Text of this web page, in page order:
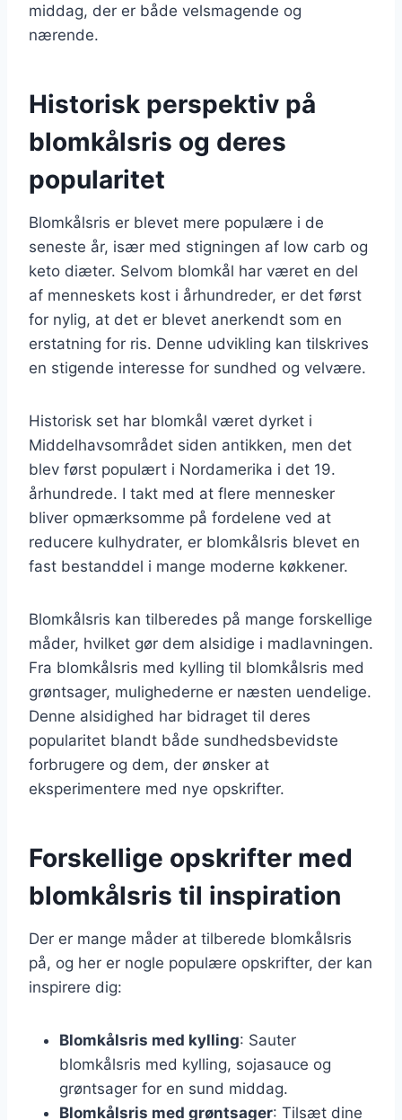
middag, der er både velsmagende og
nærende.
Historisk perspektiv på
blomkålsris og deres
popularitet
Blomkålsris er blevet mere populære i de
seneste år, især med stigningen af low carb og
keto diæter. Selvom blomkål har været en del
af menneskets kost i århundreder, er det først
for nylig, at det er blevet anerkendt som en
erstatning for ris. Denne udvikling kan tilskrives
en stigende interesse for sundhed og velvære.
Historisk set har blomkål været dyrket i
Middelhavsområdet siden antikken, men det
blev først populært i Nordamerika i det 19.
århundrede. I takt med at flere mennesker
bliver opmærksomme på fordelene ved at
reducere kulhydrater, er blomkålsris blevet en
fast bestanddel i mange moderne køkkener.
Blomkålsris kan tilberedes på mange forskellige
måder, hvilket gør dem alsidige i madlavningen.
Fra blomkålsris med kylling til blomkålsris med
grøntsager, mulighederne er næsten uendelige.
Denne alsidighed har bidraget til deres
popularitet blandt både sundhedsbevidste
forbrugere og dem, der ønsker at
eksperimentere med nye opskrifter.
Forskellige opskrifter med
blomkålsris til inspiration
Der er mange måder at tilberede blomkålsris
på, og her er nogle populære opskrifter, der kan
inspirere dig:
Blomkålsris med kylling: Sauter
blomkålsris med kylling, sojasauce og
grøntsager for en sund middag.
Blomkålsris med grøntsager: Tilsæt dine